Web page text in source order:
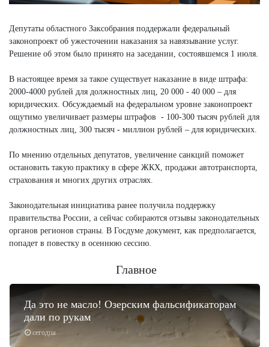
Депутаты областного Заксобрания поддержали федеральный
законопроект об ужесточении наказания за навязывание услуг.
Решение об этом было принято на заседании, состоявшемся 1 июля.
В настоящее время за такое существует наказание в виде штрафа:
2000-4000 рублей для должностных лиц, 20 000 - 40 000 – для
юридических. Обсуждаемый на федеральном уровне законопроект
ощутимо увеличивает размеры штрафов - 100-300 тысяч рублей для
должностных лиц, 300 тысяч - миллион рублей – для юридических.
По мнению отдельных депутатов, увеличение санкций поможет
остановить такую практику в сфере ЖКХ, продажи автотранспорта,
страхования и многих других отраслях.
Законодательная инициатива ранее получила поддержку
правительства России, а сейчас собираются отзывы законодательных
органов регионов страны. В Госдуме документ, как предполагается,
попадет в повестку в осеннюю сессию.
Главное
сегодня
Да это не масло! Озерским фальсификаторам
дали по рукам